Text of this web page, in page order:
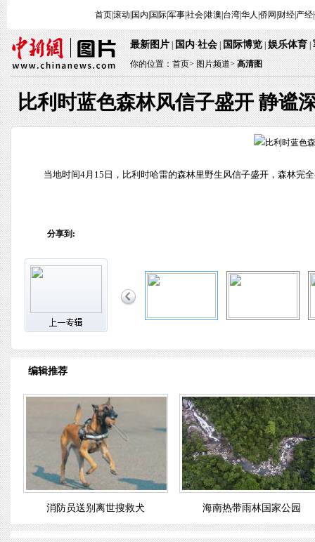
首页|滚动 国内 国际|军事|社会|港澳 台湾|华人 侨网 财经| 产经|
最新图片 | 国内·社会 | 国际博览 | 娱乐体育 |
你的位置：首页> 图片频道> 高清图
比利时蓝色森林风信子盛开 静谧
当地时间4月15日，比利时哈雷的森林里野生风信子盛开，森林完
分享到:
编辑推荐
消防员送别离世搜救犬 海南热带雨林国家公园